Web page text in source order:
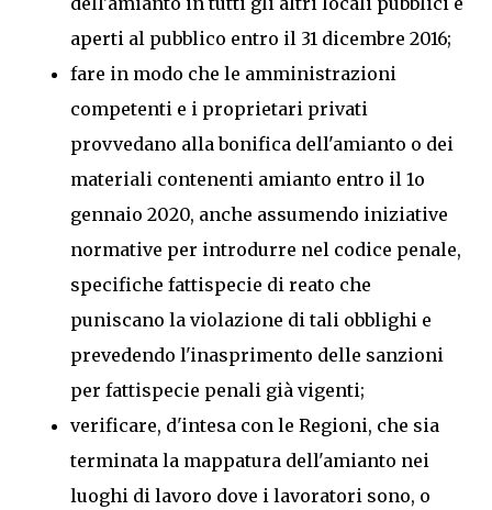
aperti al pubblico entro il 31 dicembre 2016;
fare in modo che le amministrazioni
competenti e i proprietari privati
provvedano alla bonifica dell'amianto o dei
materiali contenenti amianto entro il 1o
gennaio 2020, anche assumendo iniziative
normative per introdurre nel codice penale,
specifiche fattispecie di reato che
puniscano la violazione di tali obblighi e
prevedendo l'inasprimento delle sanzioni
per fattispecie penali già vigenti;
verificare, d'intesa con le Regioni, che sia
terminata la mappatura dell'amianto nei
luoghi di lavoro dove i lavoratori sono, o